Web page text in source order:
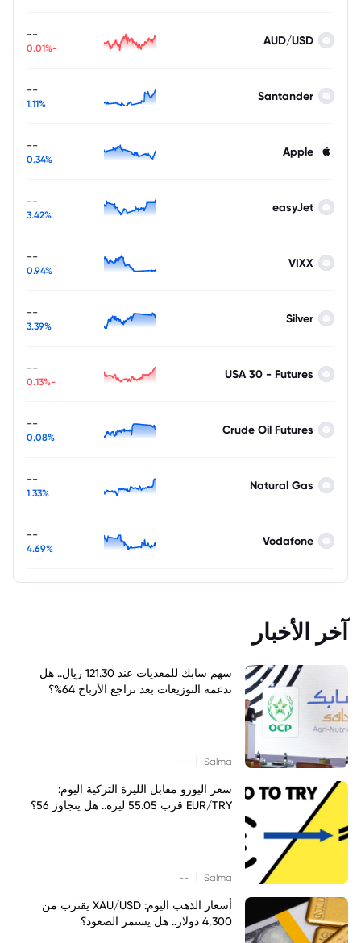
AUD/USD
--
-0.01%
Santander
--
1.11%
Apple
--
0.34%
easyJet
--
3.42%
VIXX
--
0.94%
Silver
--
3.39%
USA 30 - Futures
--
-0.13%
Crude Oil Futures
--
0.08%
Natural Gas
--
1.33%
Vodafone
--
4.69%
آخر الأخبار
سهم سابك للمغذيات عند 121.30 ريال.. هل
تدعمه التوزيعات بعد تراجع الأرباح 64%؟
Salma
--
سعر اليورو مقابل الليرة التركية اليوم:
EUR/TRY قرب 55.05 ليرة.. هل يتجاوز 56؟
Salma
--
أسعار الذهب اليوم: XAU/USD يقترب من
4,300 دولار.. هل يستمر الصعود؟